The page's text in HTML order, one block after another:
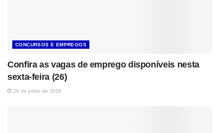
CONCURSOS E EMPREGOS
Confira as vagas de emprego disponíveis nesta
sexta-feira (26)
26 de junho de 2026